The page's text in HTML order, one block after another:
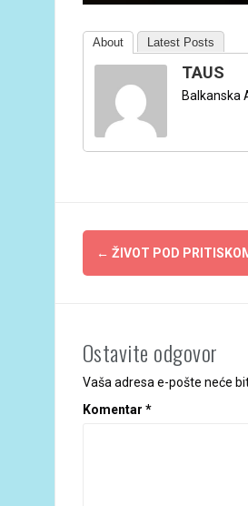
About Latest Posts
TAUS
Balkanska
Post
navigation
← ŽIVOT POD
Ostavite odgovor
Vaša adresa e-pošte neće
Komentar *